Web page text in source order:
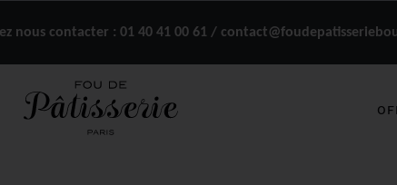
nous contacter : 01 40 41 00 61 /